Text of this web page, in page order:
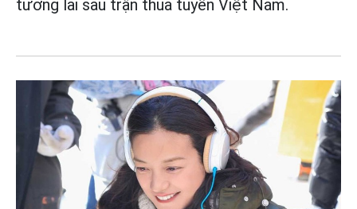
tương lai sau trận thua tuyển Việt Nam.